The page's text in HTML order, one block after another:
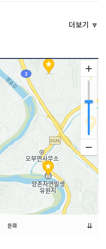
더보기 🔽
문화 ⇊